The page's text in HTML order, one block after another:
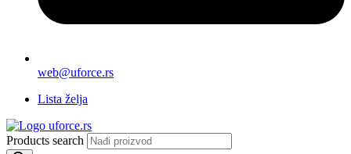
web@uforce.rs
Lista želja
Products search